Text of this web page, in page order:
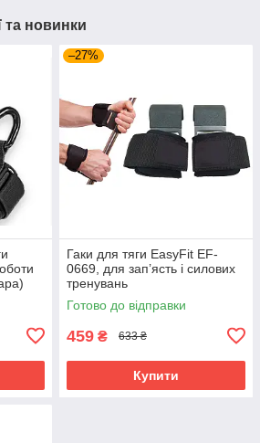
та новинки
–27%
Гаки для тяги EasyFit EF-
0669, для зап’ясть і силових
тренувань
Готово до відправки
459 ₴ 633 ₴
Купити